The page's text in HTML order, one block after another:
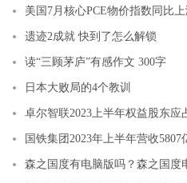
遗迹2成就 快到了怎么解锁
读“三顾茅庐”有感作文 300字
日本大败局的4个教训
国铁集团2023年上半年营收5807
森之国度有电脑版吗？森之国度